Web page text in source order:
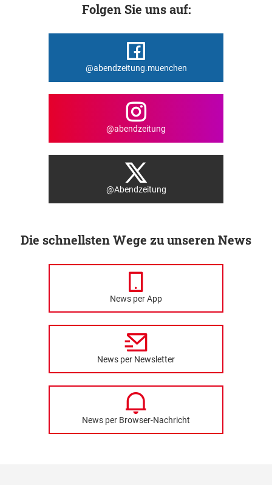
Folgen Sie uns auf:
@abendzeitung.muenchen
@abendzeitung
@Abendzeitung
Die schnellsten Wege zu unseren News
News per App
News per Newsletter
News per Browser-Nachricht